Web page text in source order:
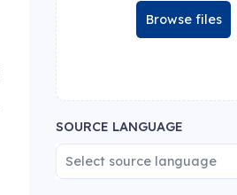
Browse files
SOURCE LANGUAGE
Select source language